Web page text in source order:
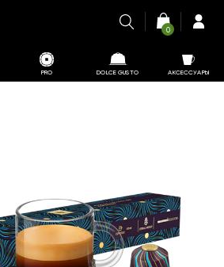
PRO DOLCE GUSTO АКСЕССУАРЫ
0